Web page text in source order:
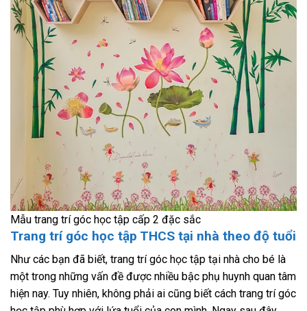
Mẫu trang trí góc học tập cấp 2 đặc sắc
Trang trí góc học tập THCS tại nhà theo độ tuổi
Như các bạn đã biết, trang trí góc học tập tại nhà cho bé là
một trong những vấn đề được nhiều bậc phụ huynh quan tâm
hiện nay. Tuy nhiên, không phải ai cũng biết cách trang trí góc